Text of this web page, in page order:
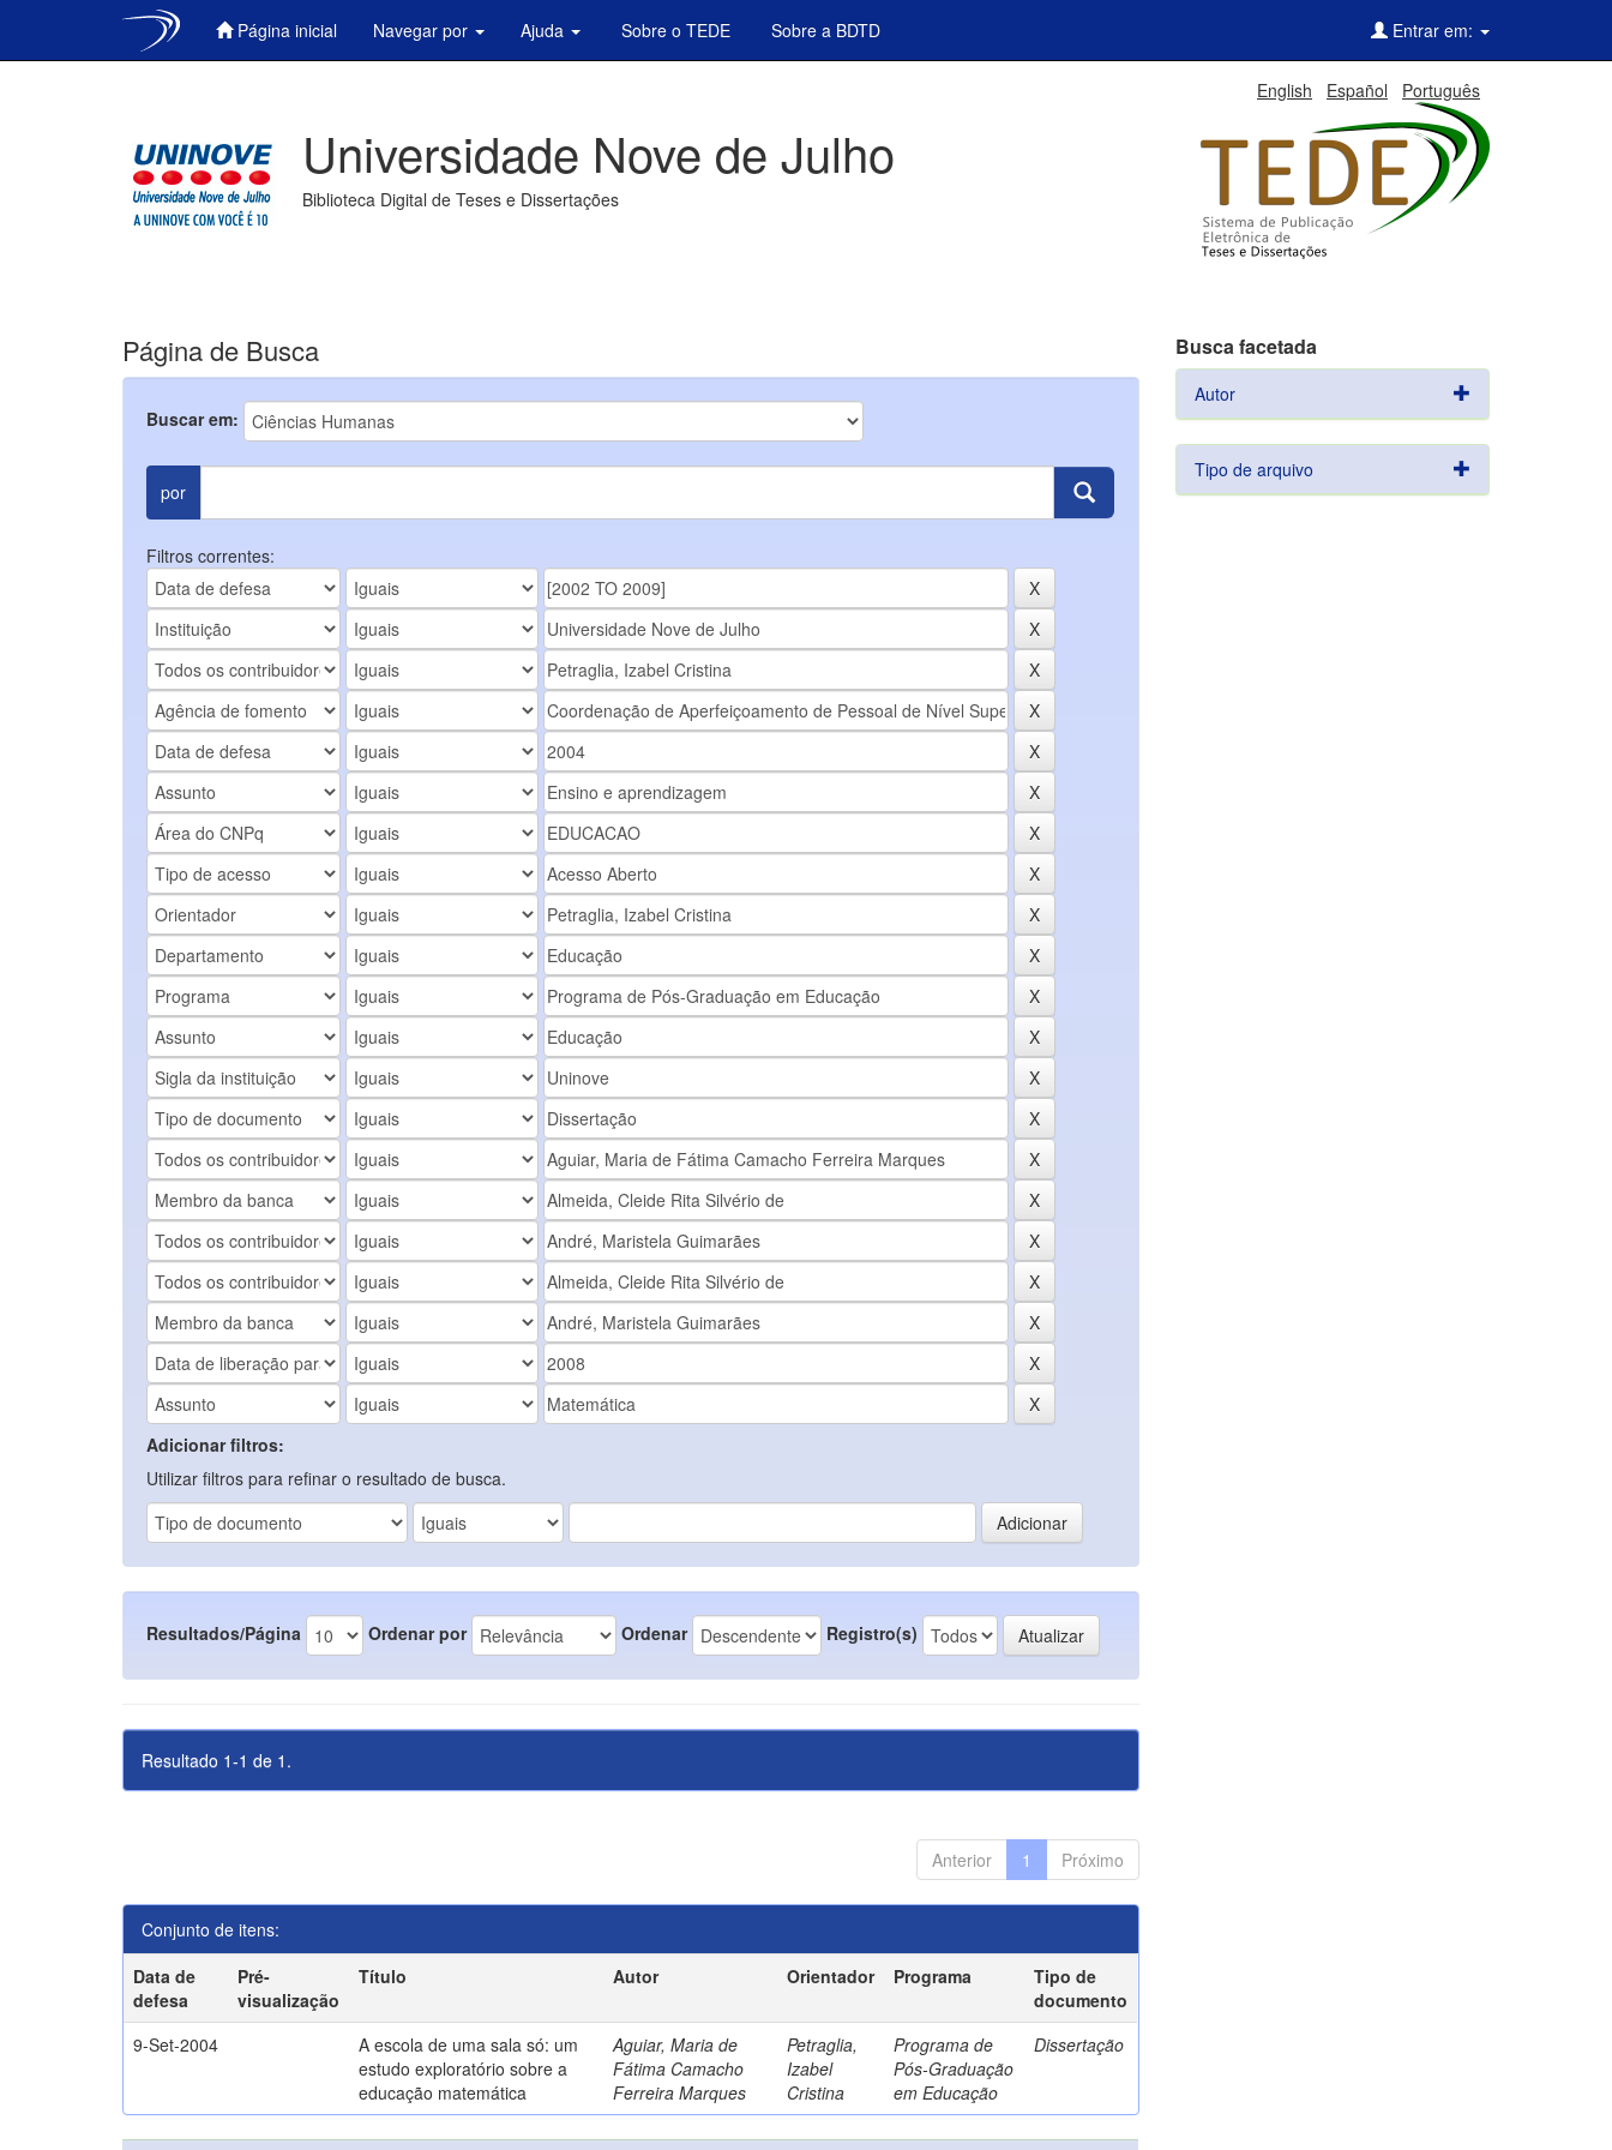
Página inicial Navegar por Ajuda Sobre o TEDE Sobre a BDTD Entrar em:
English Español Português
Universidade Nove de Julho
Biblioteca Digital de Teses e Dissertações
Página de Busca
Buscar em:
por
Filtros correntes:
Adicionar filtros:
Utilizar filtros para refinar o resultado de busca.
Resultados/Página Ordenar por Ordenar Registro(s)
Resultado 1-1 de 1.
Anterior 1 Próximo
Conjunto de itens:
Data de
defesa
Pré-
visualização
Título Autor Orientador Programa
Tipo de
documento
9-Set-2004
A escola de uma sala só: um
estudo exploratório sobre a
educação matemática
Aguiar, Maria de
Fátima Camacho
Ferreira Marques
Petraglia,
Izabel
Cristina
Programa de
Pós-Graduação
em Educação
Dissertação
Busca facetada
Autor
Tipo de arquivo